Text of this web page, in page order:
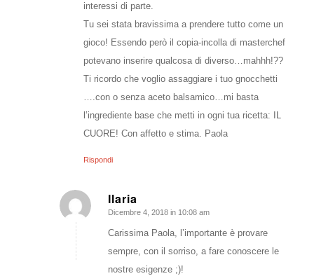
interessi di parte.
Tu sei stata bravissima a prendere tutto come un
gioco! Essendo però il copia-incolla di masterchef
potevano inserire qualcosa di diverso…mahhh!??
Ti ricordo che voglio assaggiare i tuo gnocchetti
….con o senza aceto balsamico…mi basta
l’ingrediente base che metti in ogni tua ricetta: IL
CUORE! Con affetto e stima. Paola
Rispondi
Ilaria
dice:
Dicembre 4, 2018 in 10:08 am
Carissima Paola, l’importante è provare
sempre, con il sorriso, a fare conoscere le
nostre esigenze ;)!